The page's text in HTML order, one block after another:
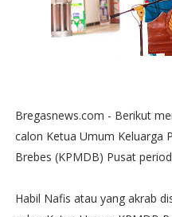
Bregasnews.com - Berikut
calon Ketua Umum Keluarga
Brebes (KPMDB) Pusat
Habil Nafis atau yang akrab